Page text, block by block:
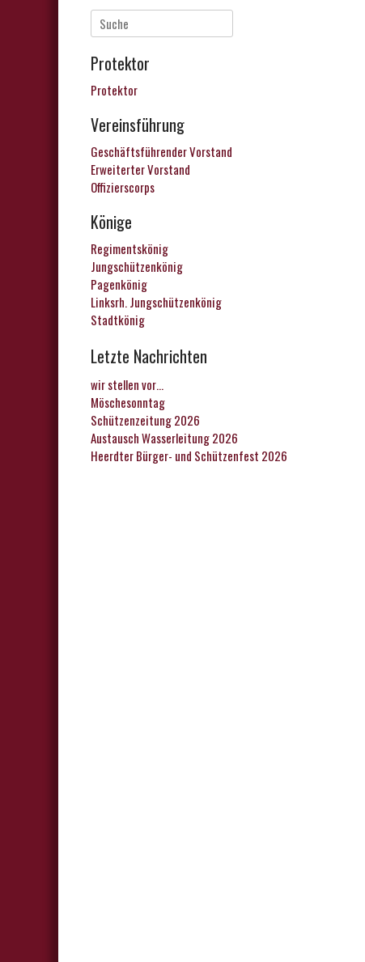
Suche
nach:
Protektor
Protektor
Vereinsführung
Geschäftsführender Vorstand
Erweiterter Vorstand
Offizierscorps
Könige
Regimentskönig
Jungschützenkönig
Pagenkönig
Linksrh. Jungschützenkönig
Stadtkönig
Letzte Nachrichten
wir stellen vor…
Möschesonntag
Schützenzeitung 2026
Austausch Wasserleitung 2026
Heerdter Bürger- und Schützenfest 2026